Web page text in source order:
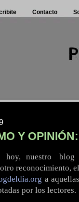
Contacto
Y
hoy, nuestro blog
reconocimiento,
a
por los lectores.